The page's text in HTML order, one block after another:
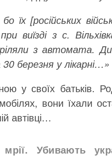
їх [російських
з с.
з автомата.
березня у лікарні…»
у своїх батьків.
вони їхали
автівці…
мрії. Убивають